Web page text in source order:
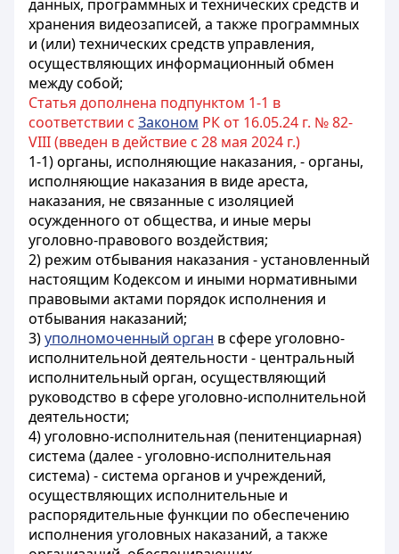
данных, программных и технических средств и
хранения видеозаписей, а также программных
и (или) технических средств управления,
осуществляющих информационный обмен
между собой;
Статья дополнена подпунктом 1-1 в
соответствии с Законом РК от 16.05.24 г. № 82-
VIII (введен в действие с 28 мая 2024 г.)
1-1) органы, исполняющие наказания, - органы,
исполняющие наказания в виде ареста,
наказания, не связанные с изоляцией
осужденного от общества, и иные меры
уголовно-правового воздействия;
2) режим отбывания наказания - установленный
настоящим Кодексом и иными нормативными
правовыми актами порядок исполнения и
отбывания наказаний;
3)уполномоченный орган в сфере уголовно-
исполнительной деятельности - центральный
исполнительный орган, осуществляющий
руководство в сфере уголовно-исполнительной
деятельности;
4) уголовно-исполнительная (пенитенциарная)
система (далее - уголовно-исполнительная
система) - система органов и учреждений,
осуществляющих исполнительные и
распорядительные функции по обеспечению
исполнения уголовных наказаний, а также